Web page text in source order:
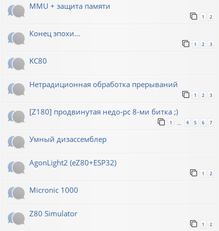
MMU + защита памяти
1 2
Конец эпохи…
1 2 3
KC80
Нетрадиционная обработка прерываний
1 2 3
[Z180] продвинутая недо-pc 8-ми битка ;)
1 … 4 5 6 7
Умный дизассемблер
AgonLight2 (eZ80+ESP32)
1 2
Micronic 1000
Z80 Simulator
1 2